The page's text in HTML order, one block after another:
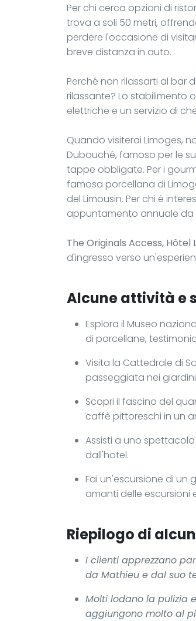
Per chi cerca opzioni di
trova a soli 50 metri,
perdere l'occasione di
breve distanza in auto.
Perché non rilassarti al bar
rilassante? Lo stabilimento
elettriche e un servizio di
Quando visiterai Limoges,
Dubouché, famoso per le
tappe obbligate. Per i
famosa porcellana di
del Limousin. Per chi è
appuntamento annuale da
The Originals Access, Hôtel
d'ingresso verso
Alcune attività e
Esplora il Museo
di porcellane,
Visita la Cattedrale di
passeggiata nei
Scopri il fascino del
caffè pittoreschi in un
Assisti a uno
dall'hotel.
Fai un'escursione di un
amanti delle escursioni
Riepilogo di
I clienti apprezzano
da Mathieu e dal suo
Molti lodano la pulizia
aggiungono molto al